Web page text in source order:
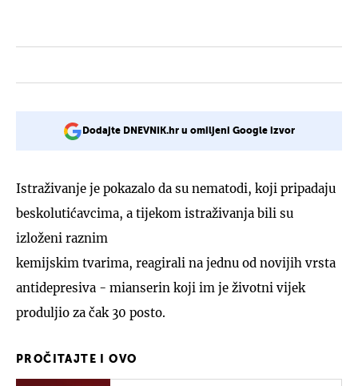
Dodajte DNEVNIK.hr u omiljeni Google izvor
Istraživanje je pokazalo da su nematodi, koji pripadaju
beskolutićavcima, a tijekom istraživanja bili su
izloženi raznim
kemijskim tvarima, reagirali na jednu od novijih vrsta
antidepresiva - mianserin koji im je životni vijek
produljio za čak 30 posto.
PROČITAJTE I OVO